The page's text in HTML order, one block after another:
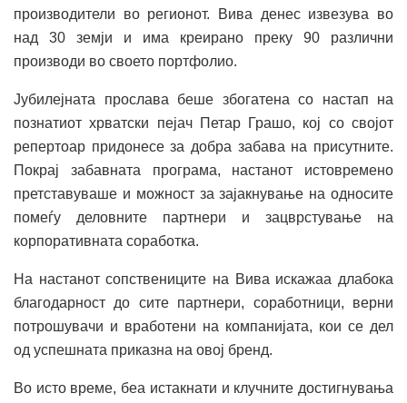
производители во регионот. Вива денес извезува во
над 30 земји и има креирано преку 90 различни
производи во своето портфолио.
Јубилејната прослава беше збогатена со настап на
познатиот хрватски пејач Петар Грашо, кој со својот
репертоар придонесе за добра забава на присутните.
Покрај забавната програма, настанот истовремено
претставуваше и можност за зајакнување на односите
помеѓу деловните партнери и зацврстување на
корпоративната соработка.
На настанот сопствениците на Вива искажаа длабока
благодарност до сите партнери, соработници, верни
потрошувачи и вработени на компанијата, кои се дел
од успешната приказна на овој бренд.
Во исто време, беа истакнати и клучните достигнувања